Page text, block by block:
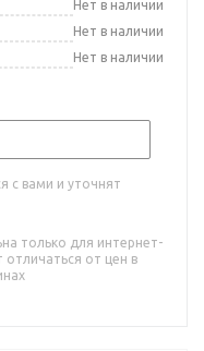
Нет в наличии
Нет в наличии
Нет в наличии
с вами и уточнят
только для интернет-
от цен в